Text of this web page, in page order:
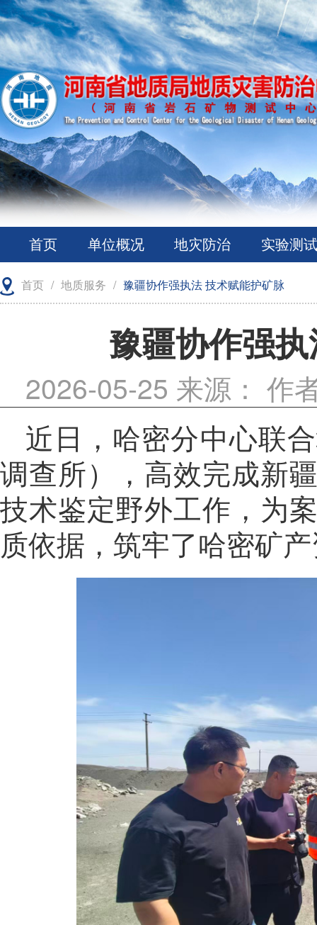
首页 单位概况 地灾防治 实验测试
首页 / 地质服务 / 豫疆协作强执法 技术赋能护矿脉
豫疆协作强
2026-05-25 来源： 作
近日，哈密分中心联
调查所），高效完成新
技术鉴定野外工作，为
质依据，筑牢了哈密矿